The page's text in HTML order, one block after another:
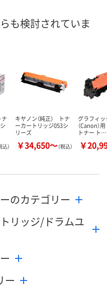
も検討されていま
ナ
込）
キヤノン（純正） トナ
ーカートリッジ053シ
リーズ
￥34,650～（税込）
グラフィ
（Canon）
トナー ト…
￥
のカテゴリー
リッジ/ドラムユ
ー